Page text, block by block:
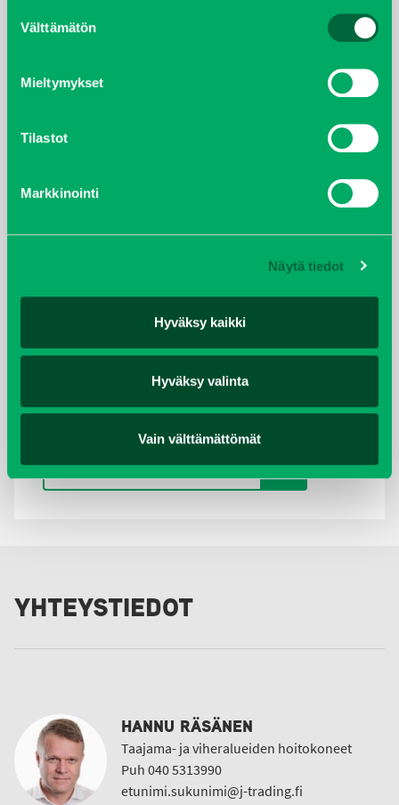
valinta
Välttämätön
Mieltymykset
Tilastot
Markkinointi
Näytä tiedot
Hyväksy kaikki
Hyväksy valinta
Vain välttämättömät
TAKAISIN HAKUEHTOIHIN
TEKNISET TIEDOT
kg
322kg (ajoneuvon päälle asennettava malli) ja
km/h
asennettava malli)
0.71 m3
LISÄTIEDOT
tuotteesta?
KYSY LISÄÄ MYYJILTÄMME
YHTEYSTIEDOT
HANNU RÄSÄNEN
Taajama- ja viheralueiden hoitokoneet
Puh 040 5313990
etunimi.sukunimi@j-trading.fi